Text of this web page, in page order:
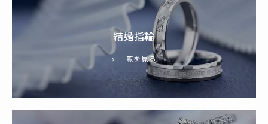
結婚指輪
一覧を見る